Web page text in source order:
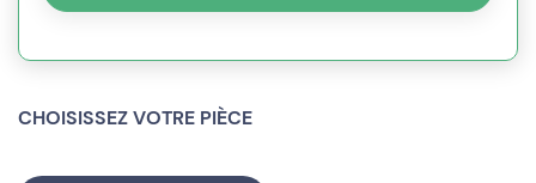
CHOISISSEZ VOTRE PIÈCE